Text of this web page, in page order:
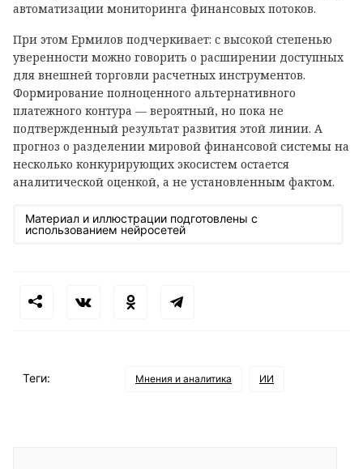
автоматизации мониторинга финансовых потоков.
При этом Ермилов подчеркивает: с высокой степенью
уверенности можно говорить о расширении доступных
для внешней торговли расчетных инструментов.
Формирование полноценного альтернативного
платежного контура — вероятный, но пока не
подтвержденный результат развития этой линии. А
прогноз о разделении мировой финансовой системы на
несколько конкурирующих экосистем остается
аналитической оценкой, а не установленным фактом.
Материал и иллюстрации подготовлены с
использованием нейросетей
Теги: Мнения и аналитика ИИ